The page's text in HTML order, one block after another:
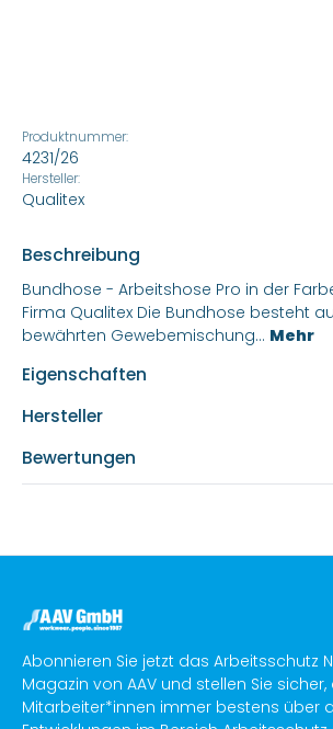
Produktnummer:
4231/26
Hersteller:
Qualitex
Beschreibung
Bundhose - Arbeitshose Pro in der
Firma Qualitex Die Bundhose besteht
bewährten Gewebemischung… Mehr
Eigenschaften
Hersteller
Bewertungen
Abonnieren Sie jetzt das Arbeitsschutz
Magazin von AAV und stellen Sie sicher,
Mitarbeiter*innen immer bestens über